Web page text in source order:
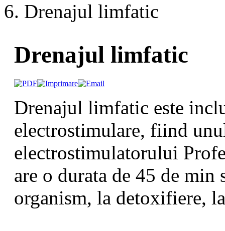
Drenajul limfatic
Drenajul limfatic
Drenajul limfatic este
electrostimulare, fiind
electrostimulatorului
are o durata de 45 de
organism, la detoxifiere,